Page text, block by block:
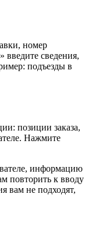
номер
введите сведения,
подъезды в
позиции заказа,
Нажмите
информацию
повторить к вводу
вам не подходят,